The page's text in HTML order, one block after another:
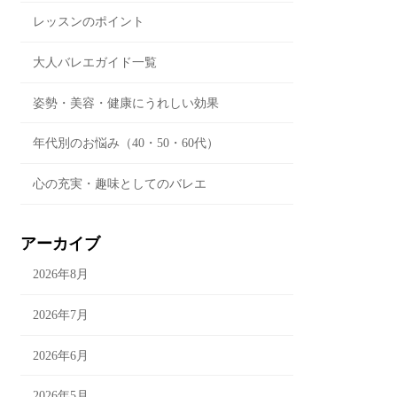
レッスンのポイント
大人バレエガイド一覧
姿勢・美容・健康にうれしい効果
年代別のお悩み（40・50・60代）
心の充実・趣味としてのバレエ
アーカイブ
2026年8月
2026年7月
2026年6月